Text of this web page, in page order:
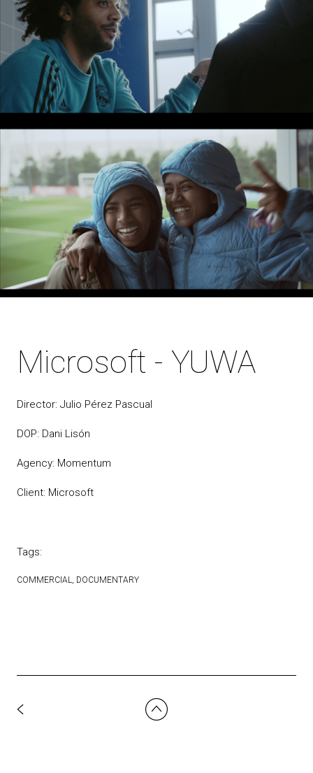
Microsoft - YUWA
Director: Julio Pérez Pascual
DOP: Dani Lisón
Agency: Momentum
Client: Microsoft
Tags:
COMMERCIAL DOCUMENTARY